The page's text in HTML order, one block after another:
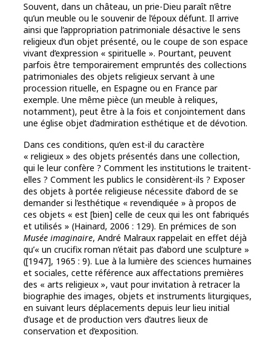
Souvent, dans un château, un prie-Dieu paraît n’être
qu’un meuble ou le souvenir de l’époux défunt. Il arrive
ainsi que l’appropriation patrimoniale désactive le sens
religieux d’un objet présenté, ou le coupe de son espace
vivant d’expression « spirituelle ». Pourtant, peuvent
parfois être temporairement empruntés des collections
patrimoniales des objets religieux servant à une
procession rituelle, en Espagne ou en France par
exemple. Une même pièce (un meuble à reliques,
notamment), peut être à la fois et conjointement dans
une église objet d’admiration esthétique et de dévotion.
Dans ces conditions, qu’en est-il du caractère
« religieux » des objets présentés dans une collection,
qui le leur confère ? Comment les institutions le traitent-
elles ? Comment les publics le considèrent-ils ? Exposer
des objets à portée religieuse nécessite d’abord de se
demander si l’esthétique « revendiquée » à propos de
ces objets « est [bien] celle de ceux qui les ont fabriqués
et utilisés » (Hainard, 2006 : 129). En prémices de son
Musée imaginaire, André Malraux rappelait en effet déjà
qu’« un crucifix roman n’était pas d’abord une sculpture »
([1947], 1965 : 9). Lue à la lumière des sciences humaines
et sociales, cette référence aux affectations premières
des « arts religieux », vaut pour invitation à retracer la
biographie des images, objets et instruments liturgiques,
en suivant leurs déplacements depuis leur lieu initial
d’usage et de production vers d’autres lieux de
conservation et d’exposition.